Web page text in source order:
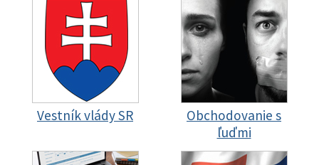
Vestník vlády SR
Obchodovanie s
ľuďmi